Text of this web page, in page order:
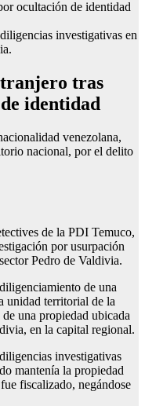
investigativas en
tras
identidad
venezolana,
nacional, por el delito
de la PDI Temuco,
por usurpación
Pedro de Valdivia.
de una
unidad territorial de la
una propiedad ubicada
en la capital regional.
investigativas
mantenía la propiedad
fiscalizado, negándose